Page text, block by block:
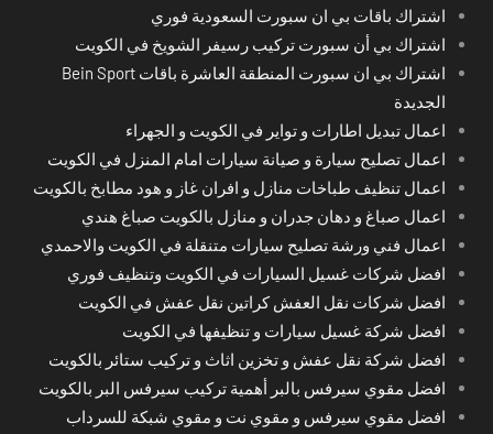
اشتراك باقات بي ان سبورت السعودية فوري
اشتراك بي أن سبورت تركيب رسيفر الشويخ في الكويت
اشتراك بي ان سبورت المنطقة العاشرة باقات Bein Sport
الجديدة
اعمال تبديل اطارات و تواير في الكويت و الجهراء
اعمال تصليح سيارة و صيانة سيارات امام المنزل في الكويت
اعمال تنظيف طباخات منازل و افران غاز و هود مطابخ بالكويت
اعمال صباغ و دهان جدران و منازل بالكويت صباغ هندي
اعمال فني ورشة تصليح سيارات متنقلة في الكويت والاحمدي
افضل شركات غسيل السيارات في الكويت وتنظيف فوري
افضل شركات نقل العفش كراتين نقل عفش في الكويت
افضل شركة غسيل سيارات و تنظيفها في الكويت
افضل شركة نقل عفش و تخزين اثاث و تركيب ستائر بالكويت
افضل مقوي سيرفس بالبر أهمية تركيب سيرفس البر بالكويت
افضل مقوي سيرفس و مقوي نت و مقوي شبكة للسرداب